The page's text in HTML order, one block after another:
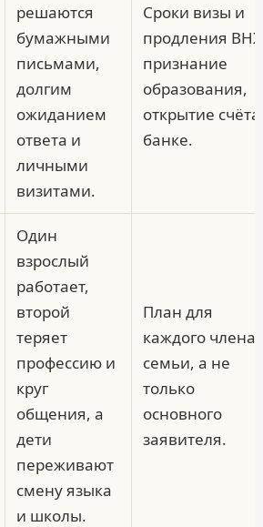
решаются
бумажными
письмами,
долгим
ожиданием
ответа и
личными
визитами.
Сроки визы и
продления
признание
образования,
открытие
банке.
Один
взрослый
работает,
второй
теряет
профессию и
круг
общения, а
дети
переживают
смену языка
и школы.
План для
каждого члена
семьи, а не
только
основного
заявителя.